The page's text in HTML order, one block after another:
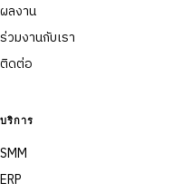
ผลงาน
ร่วมงานกับเรา
ติดต่อ
บริการ
SMM
ERP